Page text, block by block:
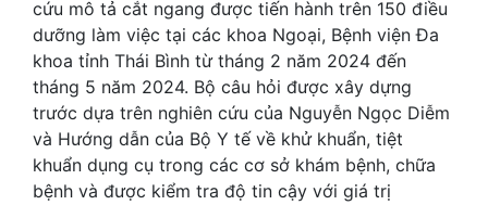
cứu mô tả cắt ngang được tiến hành trên 150 điều
dưỡng làm việc tại các khoa Ngoại, Bệnh viện Đa
khoa tỉnh Thái Bình từ tháng 2 năm 2024 đến
tháng 5 năm 2024. Bộ câu hỏi được xây dựng
trước dựa trên nghiên cứu của Nguyễn Ngọc Diễm
và Hướng dẫn của Bộ Y tế về khử khuẩn, tiệt
khuẩn dụng cụ trong các cơ sở khám bệnh, chữa
bệnh và được kiểm tra độ tin cậy với giá trị